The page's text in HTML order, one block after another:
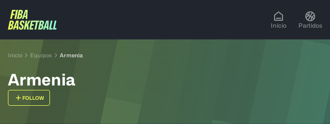
Inicio Partidos
Inicio Equipos Armenia
Armenia
FOLLOW